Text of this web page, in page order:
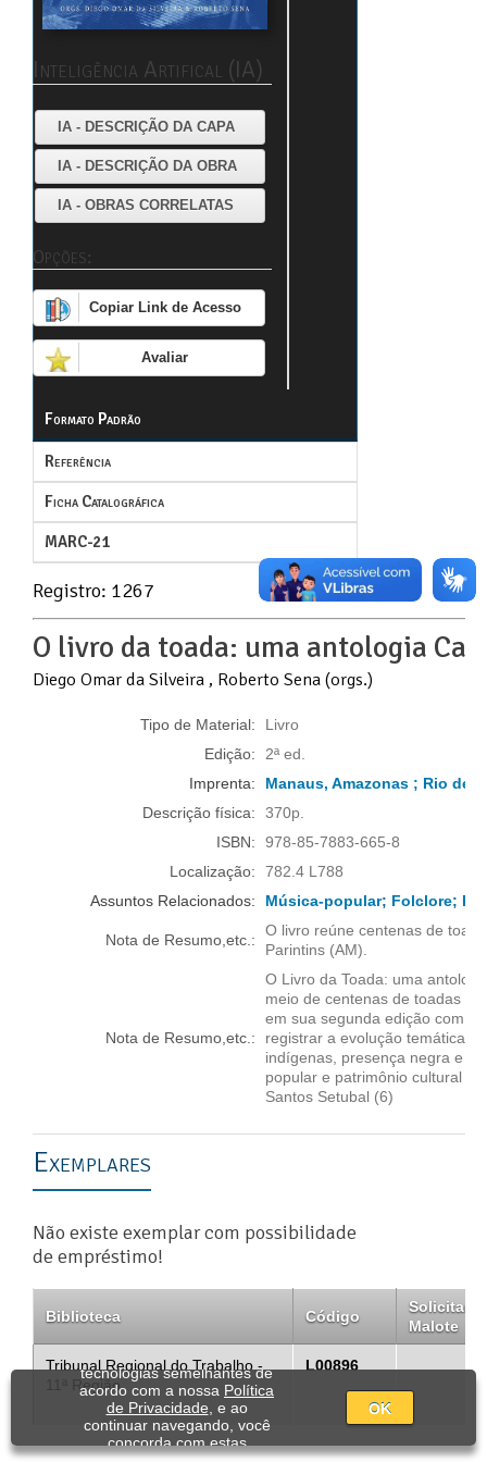
tecnologias semelhantes de
acordo com a nossa Política
de Privacidade , e ao
continuar navegando, você
concorda com estas
OK
Inteligência Artifical (IA)
IA - DESCRIÇÃO DA CAPA
IA - DESCRIÇÃO DA OBRA
IA - OBRAS CORRELATAS
Opções:
Copiar Link de Acesso
Avaliar
Formato Padrão
Referência
Ficha Catalográfica
MARC-21
Registro: 1267
O livro da toada: uma antologia
Diego Omar da Silveira , Roberto Sena (orgs.)
Tipo de Material:
Livro
Edição:
2ª ed.
Imprenta:
Manaus, Amazonas ; Rio de
Descrição física:
370p.
ISBN:
978-85-7883-665-8
Localização:
782.4 L788
Assuntos Relacionados:
Música-popular; Folclore;
Nota de Resumo,etc.:
O livro reúne centenas de
Parintins (AM).
Nota de Resumo,etc.:
O Livro da Toada: uma
meio de centenas de toadas
em sua segunda edição com
registrar a evolução temática
indígenas, presença negra e
popular e patrimônio cultural
Santos Setubal (6)
Exemplares
Não existe exemplar com possibilidade
de empréstimo!
Biblioteca Código
Solicitar
Malote
Tribunal Regional do Trabalho -
11ª Região
L00896